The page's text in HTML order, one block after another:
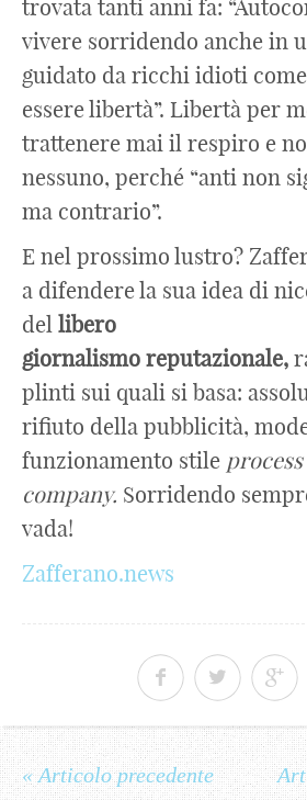
trovata tanti anni fa:
vivere sorridendo anche in
guidato da ricchi idioti come
essere libertà”. Libertà per
trattenere mai il respiro e
nessuno, perché “anti non
ma contrario”.
E nel prossimo lustro?
a difendere la sua idea di
del libero
giornalismo reputazionale,
plinti sui quali si basa:
rifiuto della pubblicità,
funzionamento stile process
company. Sorridendo
vada!
Zafferano.news
« Articolo precedente